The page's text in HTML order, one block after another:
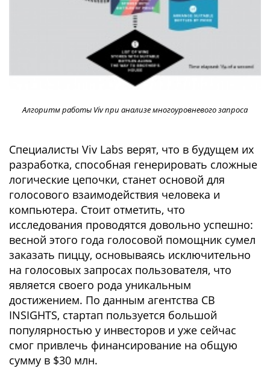
Алгоритм работы Viv при анализе многоуровневого запроса
Специалисты Viv Labs верят, что в будущем их
разработка, способная генерировать сложные
логические цепочки, станет основой для
голосового взаимодействия человека и
компьютера. Стоит отметить, что
исследования проводятся довольно успешно:
весной этого года голосовой помощник сумел
заказать пиццу, основываясь исключительно
на голосовых запросах пользователя, что
является своего рода уникальным
достижением. По данным агентства CB
INSIGHTS, стартап пользуется большой
популярностью у инвесторов и уже сейчас
смог привлечь финансирование на общую
сумму в $30 млн.